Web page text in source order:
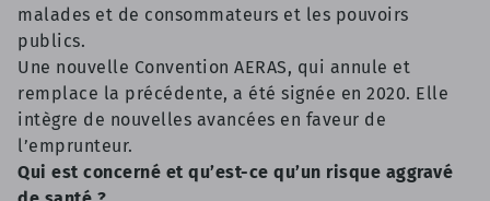
malades et de consommateurs et les pouvoirs
publics.
Une nouvelle Convention AERAS, qui annule et
remplace la précédente, a été signée en 2020. Elle
intègre de nouvelles avancées en faveur de
l’emprunteur.
Qui est concerné et qu’est-ce qu’un risque aggravé